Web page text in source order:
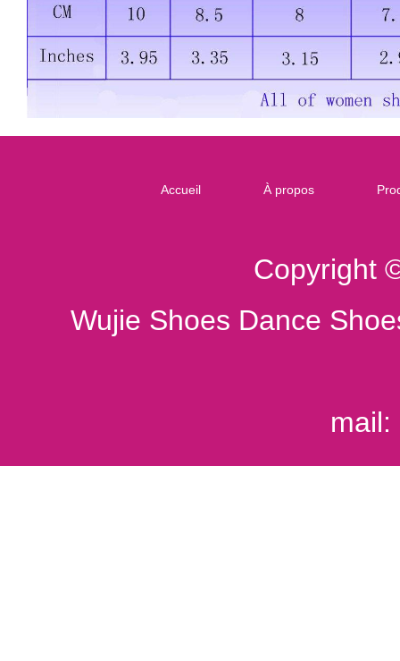
Accueil À propos
Copyright
Wujie Shoes Dance